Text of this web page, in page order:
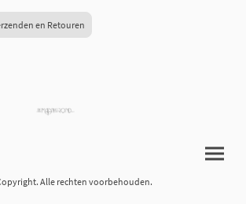
en Retouren
Alle rechten voorbehouden.